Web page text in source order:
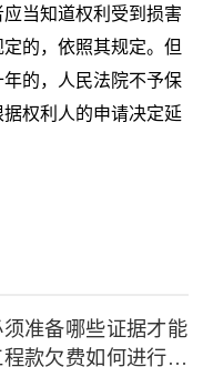
当知道权利受到损害
的，依照其规定。但
的，人民法院不予保
权利人的申请决定延
准备哪些证据才能
款欠费如何进行法